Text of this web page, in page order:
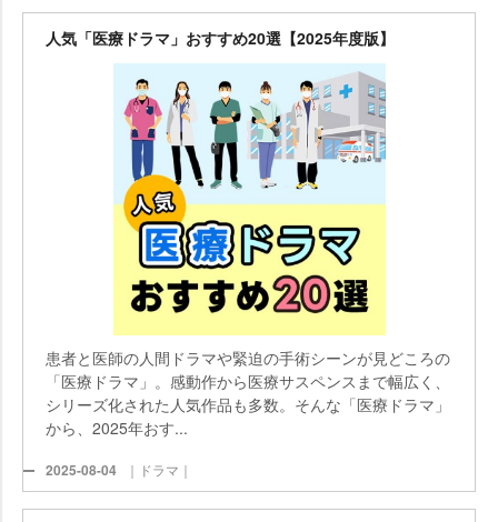
人気「医療ドラマ」おすすめ20選【2025年度版】
患者と医師の人間ドラマや緊迫の手術シーンが見どころの
「医療ドラマ」。感動作から医療サスペンスまで幅広く、
シリーズ化された人気作品も多数。そんな「医療ドラマ」
から、2025年おす...
2025-08-04 ｜ドラマ｜